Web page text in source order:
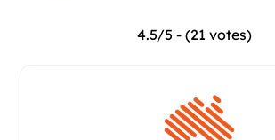
4.5/5 - (21 votes)